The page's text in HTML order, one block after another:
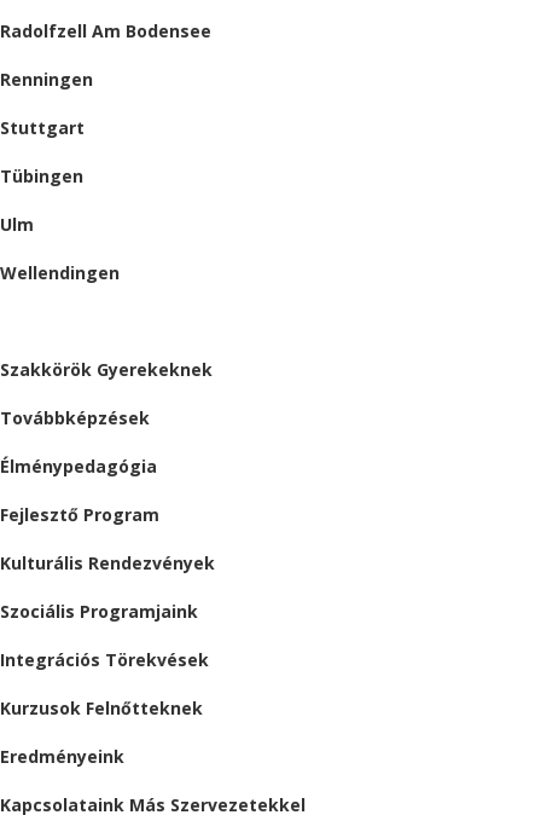
Radolfzell Am Bodensee
Renningen
Stuttgart
Tübingen
Ulm
Wellendingen
Szakkörök Gyerekeknek
Továbbképzések
Élménypedagógia
Fejlesztő Program
Kulturális Rendezvények
Szociális Programjaink
Integrációs Törekvések
Kurzusok Felnőtteknek
Eredményeink
Kapcsolataink Más Szervezetekkel